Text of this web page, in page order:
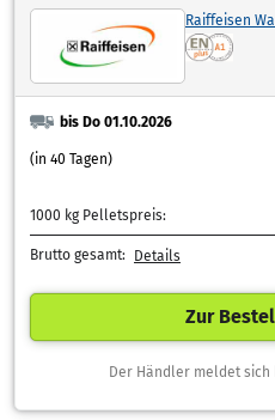
Raiffeisen
bis Do 01.10.2026
(in 40 Tagen)
1000 kg Pelletspreis:
Brutto gesamt: Details
Zur
Der Händler meldet